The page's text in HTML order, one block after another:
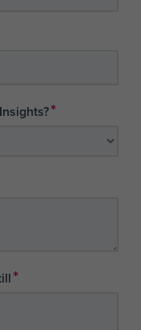
*
*